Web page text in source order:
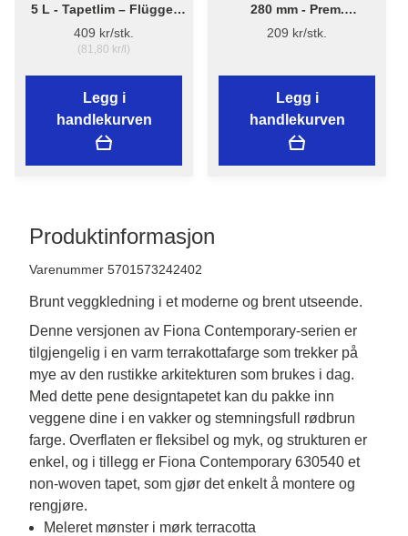
5 L - Tapetlim – Flügger
Adhesive 290
409 kr/stk.
(81,80 kr/l)
Legg i
handlekurven
280 mm - Prem.
Tapetbørste 3540 - Plast
209 kr/stk.
Legg i
handlekurven
Produktinformasjon
Varenummer 5701573242402
Brunt veggkledning i et moderne og brent utseende.
Denne versjonen av Fiona Contemporary-serien er
tilgjengelig i en varm terrakottafarge som trekker på
mye av den rustikke arkitekturen som brukes i dag.
Med dette pene designtapetet kan du pakke inn
veggene dine i en vakker og stemningsfull rødbrun
farge. Overflaten er fleksibel og myk, og strukturen er
enkel, og i tillegg er Fiona Contemporary 630540 et
non-woven tapet, som gjør det enkelt å montere og
rengjøre.
Meleret mønster i mørk terracotta